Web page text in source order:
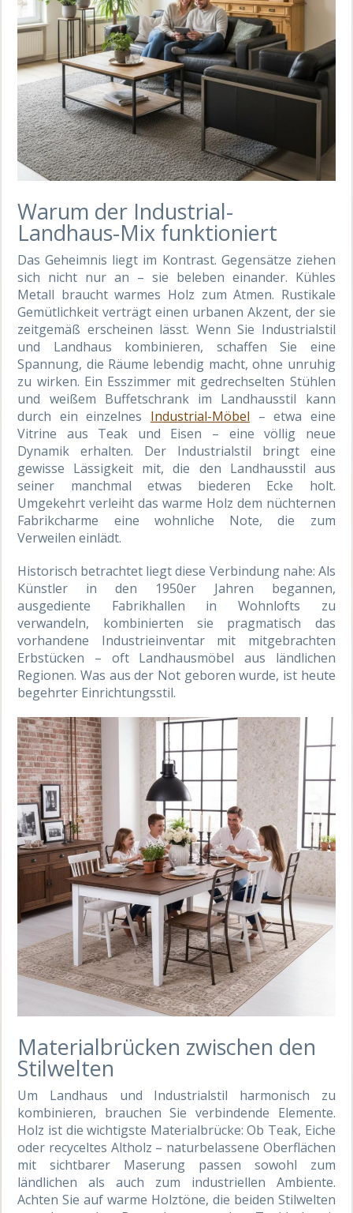
Warum der Industrial-
Landhaus-Mix funktioniert
Das Geheimnis liegt im Kontrast. Gegensätze ziehen
sich nicht nur an – sie beleben einander. Kühles
Metall braucht warmes Holz zum Atmen. Rustikale
Gemütlichkeit verträgt einen urbanen Akzent, der sie
zeitgemäß erscheinen lässt. Wenn Sie Industrialstil
und Landhaus kombinieren, schaffen Sie eine
Spannung, die Räume lebendig macht, ohne unruhig
zu wirken. Ein Esszimmer mit gedrechselten Stühlen
und weißem Buffetschrank im Landhausstil kann
durch ein einzelnes Industrial-Möbel – etwa eine
Vitrine aus Teak und Eisen – eine völlig neue
Dynamik erhalten. Der Industrialstil bringt eine
gewisse Lässigkeit mit, die den Landhausstil aus
seiner manchmal etwas biederen Ecke holt.
Umgekehrt verleiht das warme Holz dem nüchternen
Fabrikcharme eine wohnliche Note, die zum
Verweilen einlädt.
Historisch betrachtet liegt diese Verbindung nahe: Als
Künstler in den 1950er Jahren begannen,
ausgediente Fabrikhallen in Wohnlofts zu
verwandeln, kombinierten sie pragmatisch das
vorhandene Industrieinventar mit mitgebrachten
Erbstücken – oft Landhausmöbel aus ländlichen
Regionen. Was aus der Not geboren wurde, ist heute
begehrter Einrichtungsstil.
Materialbrücken zwischen den
Stilwelten
Um Landhaus und Industrialstil harmonisch zu
kombinieren, brauchen Sie verbindende Elemente.
Holz ist die wichtigste Materialbrücke: Ob Teak, Eiche
oder recyceltes Altholz – naturbelassene Oberflächen
mit sichtbarer Maserung passen sowohl zum
ländlichen als auch zum industriellen Ambiente.
Achten Sie auf warme Holztöne, die beiden Stilwelten